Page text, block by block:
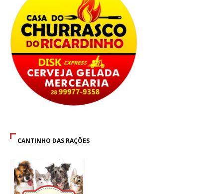
CANTINHO DAS RAÇÕES